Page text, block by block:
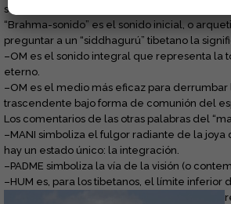
se revela valedera cuando meditamos las
“Brahma-sonido” es el sonido inicial, o
preguntar a un “siddhagurú” tibetano la
–OM es el sonido integral que representa la
eterno.
–OM es el medio más eficaz para
trascendente bajo forma de comunión del
Los comentarios de las otras palabras del
–MANI simboliza el fulgor radiante de la
hay un estado único: la integración.
–PADME simboliza la vía de la visión (o
–HUM es, para los tibetanos, el límite inferior